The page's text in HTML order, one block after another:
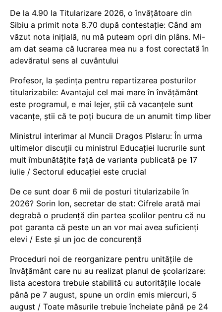
De la 4.90 la Titularizare 2026, o învățătoare din
Sibiu a primit nota 8.70 după contestație: Când am
văzut nota inițială, nu mă puteam opri din plâns. Mi-
am dat seama că lucrarea mea nu a fost corectată în
adevăratul sens al cuvântului
Profesor, la ședința pentru repartizarea posturilor
titularizabile: Avantajul cel mai mare în învățământ
este programul, e mai lejer, știi că vacanțele sunt
vacanţe, știi că te poți bucura de un anumit timp liber
Ministrul interimar al Muncii Dragos Pîslaru: În urma
ultimelor discuții cu ministrul Educației lucrurile sunt
mult îmbunătățite față de varianta publicată pe 17
iulie / Sectorul educației este crucial
De ce sunt doar 6 mii de posturi titularizabile în
2026? Sorin Ion, secretar de stat: Cifrele arată mai
degrabă o prudență din partea școlilor pentru că nu
pot garanta că peste un an vor mai avea suficienți
elevi / Este și un joc de concurență
Proceduri noi de reorganizare pentru unitățile de
învățământ care nu au realizat planul de școlarizare:
lista acestora trebuie stabilită cu autoritățile locale
până pe 7 august, spune un ordin emis miercuri, 5
august / Toate măsurile trebuie încheiate până pe 24